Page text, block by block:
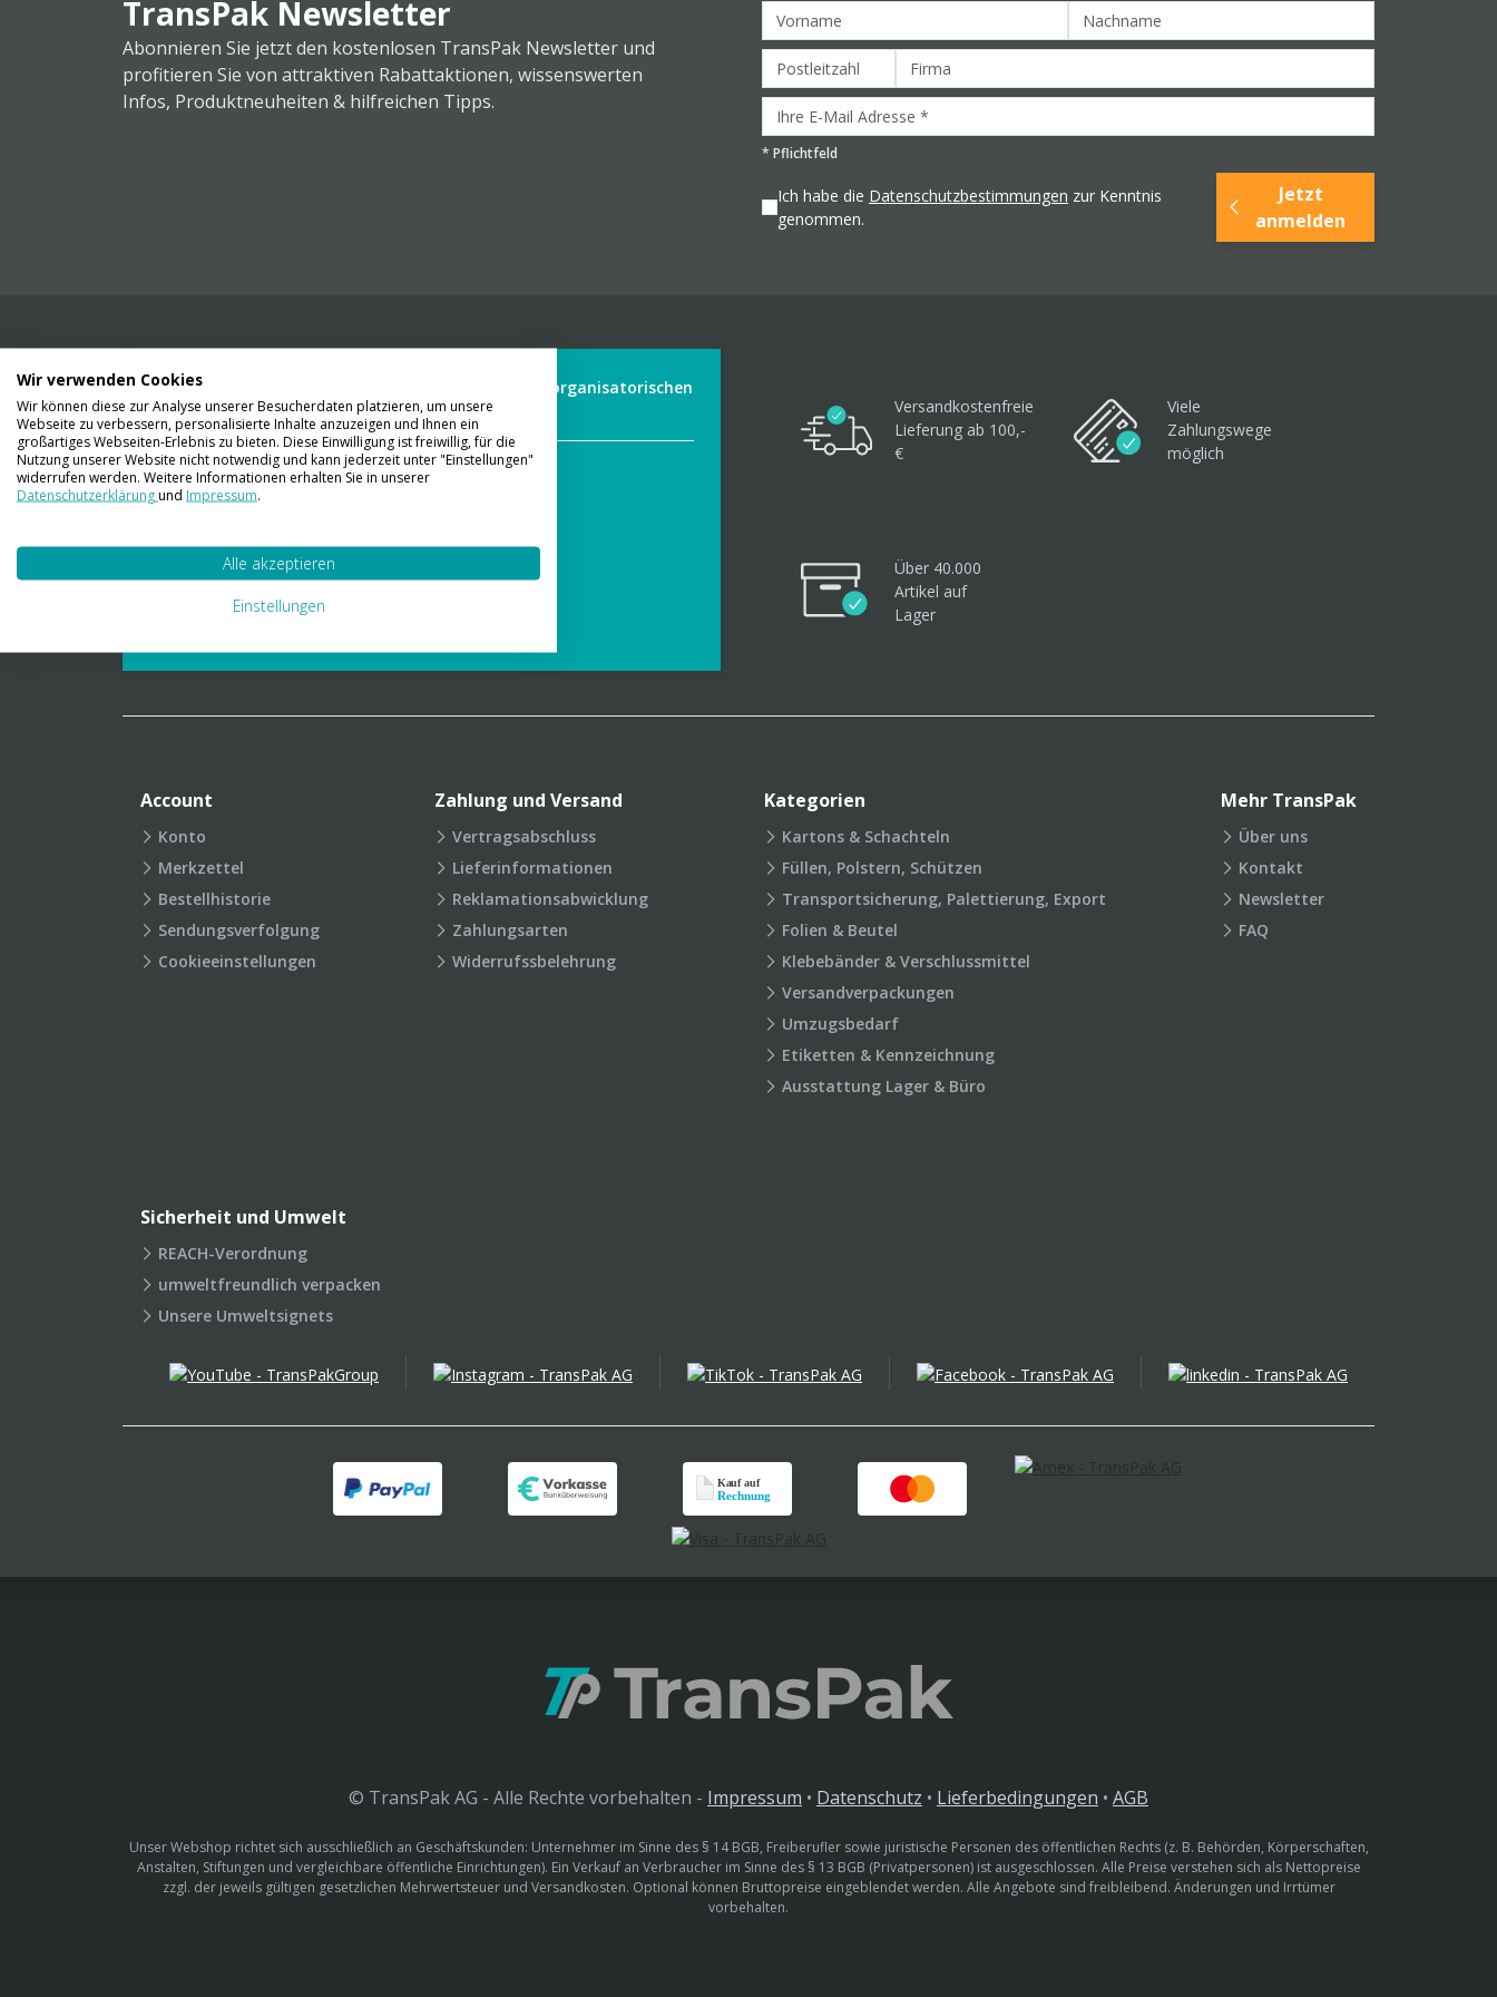
TransPak Newsletter
Abonnieren Sie jetzt den kostenlosen TransPak Newsletter und
profitieren Sie von attraktiven Rabattaktionen, wissenswerten
Infos, Produktneuheiten & hilfreichen Tipps.
* Pflichtfeld
Ich habe die Datenschutzbestimmungen zur Kenntnis
genommen.
Jetzt
anmelden
Wir liefern Ihnen Ihre Ware. Abholung ist leider aus organisatorischen
Gründen nicht möglich.
Kontaktieren Sie uns
01 23 06 03 888
info@transpak.at
Verpackungslexikon
Versandkostenfreie
Lieferung ab 100,-
€
Viele
Zahlungswege
möglich
Über 40.000
Artikel auf
Lager
Account
Konto
Merkzettel
Bestellhistorie
Sendungsverfolgung
Cookieeinstellungen
Zahlung und Versand
Vertragsabschluss
Lieferinformationen
Reklamationsabwicklung
Zahlungsarten
Widerrufssbelehrung
Kategorien
Kartons & Schachteln
Füllen, Polstern, Schützen
Transportsicherung, Palettierung, Export
Folien & Beutel
Klebebänder & Verschlussmittel
Versandverpackungen
Umzugsbedarf
Etiketten & Kennzeichnung
Ausstattung Lager & Büro
Mehr TransPak
Über uns
Kontakt
Newsletter
FAQ
Sicherheit und Umwelt
REACH-Verordnung
umweltfreundlich verpacken
Unsere Umweltsignets
© TransPak AG - Alle Rechte vorbehalten - Impressum • Datenschutz • Lieferbedingungen • AGB
Unser Webshop richtet sich ausschließlich an Geschäftskunden: Unternehmer im Sinne des § 14 BGB, Freiberufler sowie juristische Personen des öffentlichen Rechts (z. B. Behörden, Körperschaften,
Anstalten, Stiftungen und vergleichbare öffentliche Einrichtungen). Ein Verkauf an Verbraucher im Sinne des § 13 BGB (Privatpersonen) ist ausgeschlossen. Alle Preise verstehen sich als Nettopreise
zzgl. der jeweils gültigen gesetzlichen Mehrwertsteuer und Versandkosten. Optional können Bruttopreise eingeblendet werden. Alle Angebote sind freibleibend. Änderungen und Irrtümer
vorbehalten.
Wir verwenden Cookies
Wir können diese zur Analyse unserer Besucherdaten platzieren, um unsere
Webseite zu verbessern, personalisierte Inhalte anzuzeigen und Ihnen ein
großartiges Webseiten-Erlebnis zu bieten. Diese Einwilligung ist freiwillig, für die
Nutzung unserer Website nicht notwendig und kann jederzeit unter "Einstellungen"
widerrufen werden. Weitere Informationen erhalten Sie in unserer
Datenschutzerklärungund Impressum.
Alle akzeptieren
Einstellungen